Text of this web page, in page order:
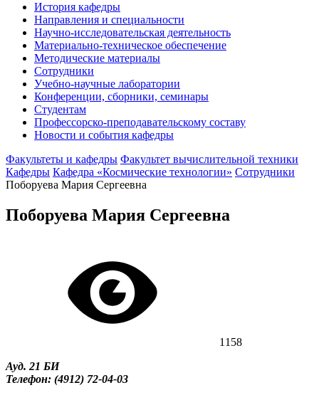
История кафедры
Направления и специальности
Научно-исследовательская деятельность
Материально-техническое обеспечение
Методические материалы
Сотрудники
Учебно-научные лаборатории
Конференции, сборники, семинары
Студентам
Профессорско-преподавательскому составу
Новости и события кафедры
Факультеты и кафедры Факультет вычислительной техники
Кафедры Кафедра «Космические технологии» Сотрудники
Поборуева Мария Сергеевна
Поборуева Мария Сергеевна
1158
Ауд. 21 БИ
Телефон: (4912) 72-04-03